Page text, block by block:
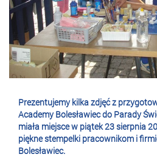
Prezentujemy kilka zdjęć z
Academy Bolesławiec do Parady
miała miejsce w piątek 23 sierpnia
piękne stempelki pracownikom i
Bolesławiec.